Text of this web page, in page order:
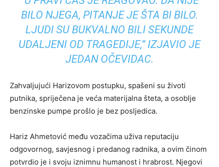
BILO NJEGA, PITANJE JE ŠTA BI BILO.
LJUDI SU BUKVALNO BILI SEKUNDE
UDALJENI OD TRAGEDIJE,” IZJAVIO JE
JEDAN OČEVIDAC.
Zahvaljujući Harizovom postupku, spašeni su životi
putnika, spriječena je veća materijalna šteta, a osoblje
benzinske pumpe prošlo je bez posljedica.
Hariz Ahmetović među vozačima uživa reputaciju
odgovornog, savjesnog i predanog radnika, a ovim činom
potvrdio je i svoju iznimnu humanost i hrabrost. Njegovi